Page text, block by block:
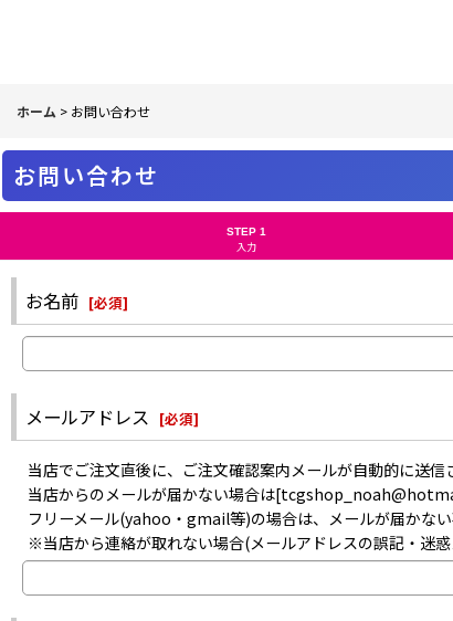
ホーム > お問い合わせ
お問い合わせ
STEP 1
入力
お名前 [必須]
メールアドレス [必須]
当店でご注文直後に、ご注文確認案内メールが自動的に送信
当店からのメールが届かない場合は
フリーメール(yahoo・gmail等)の場合は、メールが届かな
※当店から連絡が取れない場合(メールアドレスの誤記・迷